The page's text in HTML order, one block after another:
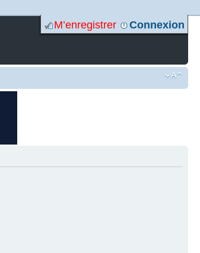
M’enregistrer Connexion